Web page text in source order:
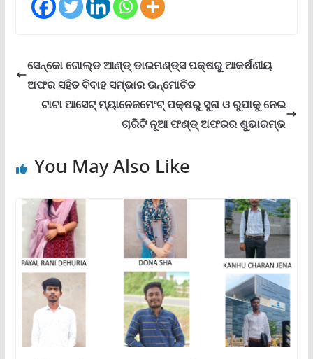
ସେନ୍‌କୋ ଗୋଲ୍ଡ ଆଣ୍ଡ୍ ଡାଇମଣ୍ଡ୍‌ସ ପକ୍ଷରୁ ଆକର୍ଷଣୀୟ
ଅଫର ସହିତ ବିବାହ ସମ୍ଭାର ଉନ୍ମୋଚିତ
ଟାଟା ଆସେଟ୍ ମ୍ୟାନେଜମେଂଟ୍ ପକ୍ଷରୁ ସୁନା ଓ ରୁପାକୁ ନେଇ
ଚାରିଟି ନୂଆ ଫଣ୍ଡ୍ ଅଫରର ଶୁଭାରମ୍ଭ
You May Also Like